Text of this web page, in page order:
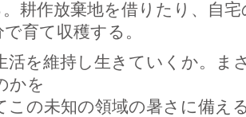
耕作放棄地を借りたり、自宅
育て収穫する。
を維持し生きていくか。ま
かを
の未知の領域の暑さに備える